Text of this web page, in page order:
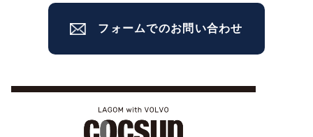
フォームでのお問い合わせ